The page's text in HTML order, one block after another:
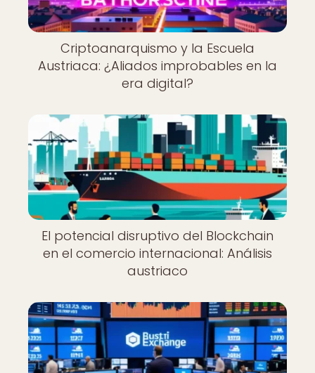
Criptoanarquismo y la Escuela
Austriaca: ¿Aliados improbables en la
era digital?
El potencial disruptivo del Blockchain
en el comercio internacional: Análisis
austriaco